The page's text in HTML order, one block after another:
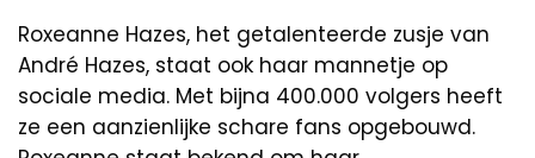
Roxeanne Hazes, het getalenteerde zusje van
André Hazes, staat ook haar mannetje op
sociale media. Met bijna 400.000 volgers heeft
ze een aanzienlijke schare fans opgebouwd.